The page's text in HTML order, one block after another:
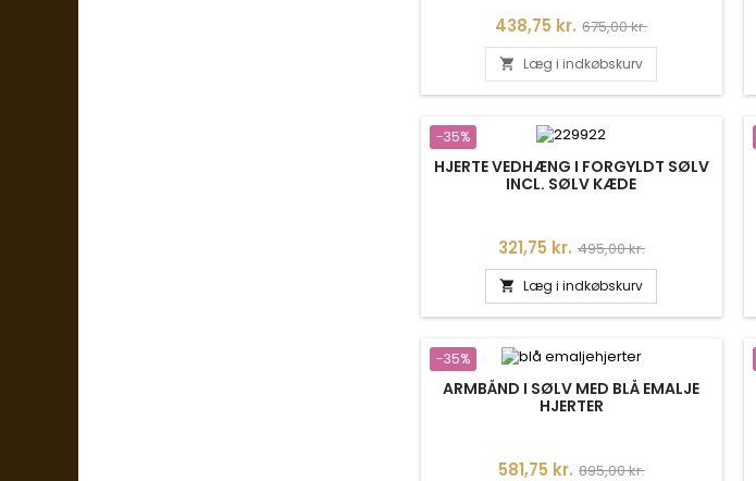
Pris
438,75 kr. Normalpris
675,00 kr.
 Læg i indkøbskurv
-35%
HJERTE VEDHÆNG I FORGYLDT SØLV
INCL. SØLV KÆDE
Pris
321,75 kr. Normalpris
495,00 kr.
 Læg i indkøbskurv
-35%
ARMBÅND I SØLV MED BLÅ EMALJE
HJERTER
Pris
581,75 kr. Normalpris
895,00 kr.